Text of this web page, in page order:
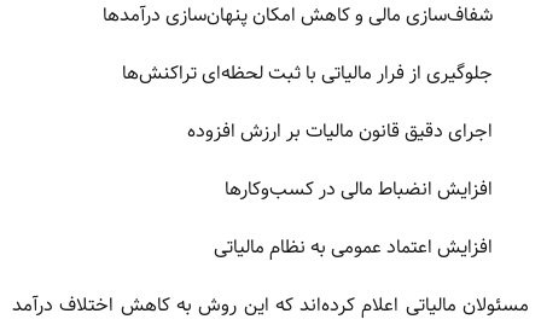
شفاف‌سازی مالی و کاهش امکان پنهان‌سازی درآمدها
جلوگیری از فرار مالیاتی با ثبت لحظه‌ای تراکنش‌ها
اجرای دقیق قانون مالیات بر ارزش افزوده
افزایش انضباط مالی در کسب‌وکارها
افزایش اعتماد عمومی به نظام مالیاتی
مسئولان مالیاتی اعلام کرده‌اند که این روش به کاهش اختلاف درآمد